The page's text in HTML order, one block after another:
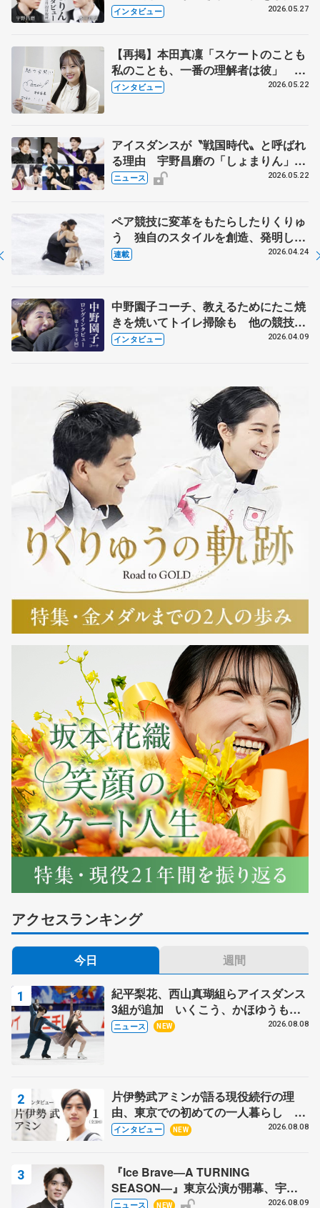
田真凜の覚悟
インタビュー 2026.05.27
【再掲】本田真凜「スケートのことも
私のことも、一番の理解者は彼」 引
退時の単独インタビューで語った競技
インタビュー 2026.05.22
アイスダンスが〝戦国時代〟と呼ばれ
る理由 宇野昌磨の「しょまりん」ら
実力者が相次いで参戦 国内の競争激
ニュース 2026.05.22
ペア競技に変革をもたらしたりくりゅ
う 独自のスタイルを創造、発明した
【引退発表後②】
連載 2026.04.24
中野園子コーチ、教えるためにたこ焼
きを焼いてトイレ掃除も 他の競技に
も通用するという坂本花織の筋肉
インタビュー 2026.04.09
アクセスランキング
今日 週間
紀平梨花、西山真瑚組らアイスダンス
3組が追加 いくこう、かほゆうも、
木下グループ杯
ニュース NEW 2026.08.08
片伊勢武アミンが語る現役続行の理
由、東京での初めての一人暮らし 注
目スケーターの「今」に迫る
インタビュー NEW 2026.08.08
『Ice Brave―A TURNING
SEASON―』東京公演が開幕、宇野
昌磨の『Ice Brave』にかける思いを
ニュース NEW 2026.08.09